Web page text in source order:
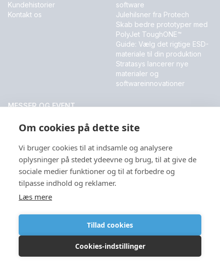
Om cookies på dette site
Vi bruger cookies til at indsamle og analysere
oplysninger på stedet ydeevne og brug, til at give de
sociale medier funktioner og til at forbedre og
tilpasse indhold og reklamer.
Læs mere
Tillad cookies
Cookies-indstillinger
Kundehistorier
Kontakt os
software
Julehilsner fra Protech
Skab bedre prototyper med
PolyJet ToughONE™
Guide: Vælg det rigtige ESD-
materiale til din produktion
Stratasys lancerer nye
materialer og
softwareinnovationer
MESSER OG EVENT
DALO Industry Days 2026
Sprog